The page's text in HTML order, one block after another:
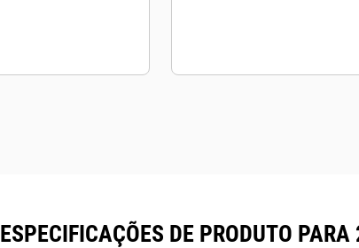
ESPECIFICAÇÕES DE PRODUTO